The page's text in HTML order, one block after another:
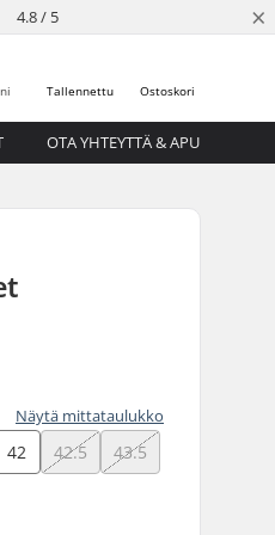
4.8 / 5 ×
Ostoskori
Tallennettu
OTA YHTEYTTÄ & APU
Näytä mittataulukko
42 42.5
43.5